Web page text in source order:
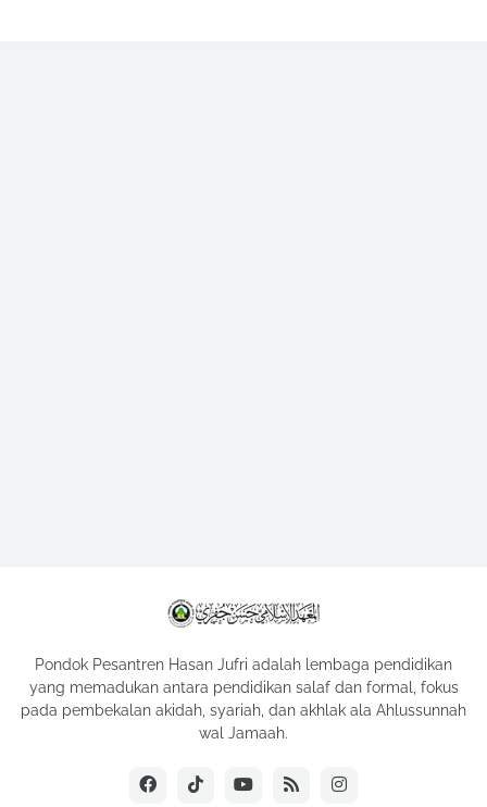
Pondok Pesantren Hasan Jufri adalah lembaga pendidikan
yang memadukan antara pendidikan salaf dan formal, fokus
pada pembekalan akidah, syariah, dan akhlak ala Ahlussunnah
wal Jamaah.